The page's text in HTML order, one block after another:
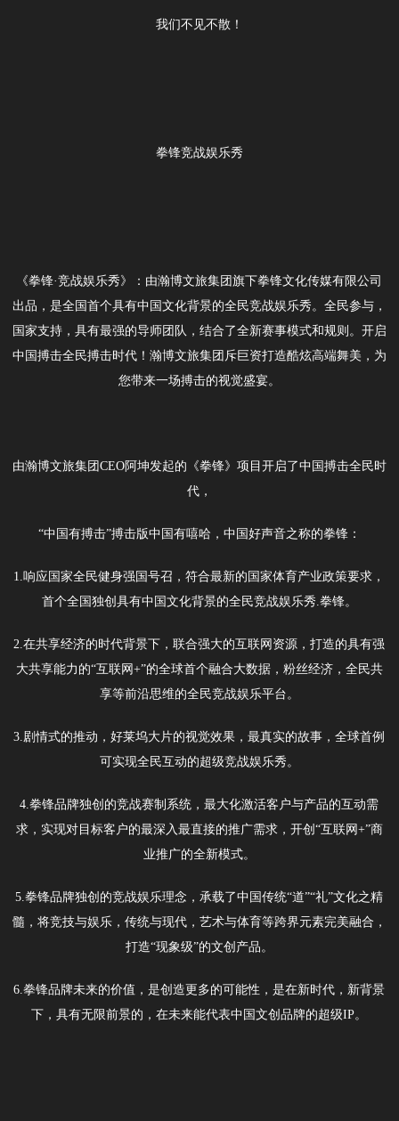
我们不见不散！
拳锋竞战娱乐秀
《拳锋·竞战娱乐秀》：由瀚博文旅集团旗下拳锋文化传媒有限公司
出品，是全国首个具有中国文化背景的全民竞战娱乐秀。全民参与，
国家支持，具有最强的导师团队，结合了全新赛事模式和规则。开启
中国搏击全民搏击时代！瀚博文旅集团斥巨资打造酷炫高端舞美，为
您带来一场搏击的视觉盛宴。
由瀚博文旅集团CEO阿坤发起的《拳锋》项目开启了中国搏击全民时
代，
“中国有搏击”搏击版中国有嘻哈，中国好声音之称的拳锋：
1.响应国家全民健身强国号召，符合最新的国家体育产业政策要求，
首个全国独创具有中国文化背景的全民竞战娱乐秀.拳锋。
2.在共享经济的时代背景下，联合强大的互联网资源，打造的具有强
大共享能力的“互联网+”的全球首个融合大数据，粉丝经济，全民共
享等前沿思维的全民竞战娱乐平台。
3.剧情式的推动，好莱坞大片的视觉效果，最真实的故事，全球首例
可实现全民互动的超级竞战娱乐秀。
4.拳锋品牌独创的竞战赛制系统，最大化激活客户与产品的互动需
求，实现对目标客户的最深入最直接的推广需求，开创“互联网+”商
业推广的全新模式。
5.拳锋品牌独创的竞战娱乐理念，承载了中国传统“道”“礼”文化之精
髓，将竞技与娱乐，传统与现代，艺术与体育等跨界元素完美融合，
打造“现象级”的文创产品。
6.拳锋品牌未来的价值，是创造更多的可能性，是在新时代，新背景
下，具有无限前景的，在未来能代表中国文创品牌的超级IP。